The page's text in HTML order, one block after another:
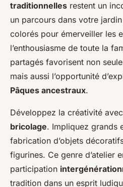
traditionnelles restent un
un parcours dans votre
colorés pour émerveiller les
l’enthousiasme de toute la
partagés favorisent non
mais aussi l’opportunité
Pâques ancestraux.
Développez la créativité
bricolage. Impliquez grands
fabrication d’objets
figurines. Ce genre d’atelier
participation
tradition dans un esprit